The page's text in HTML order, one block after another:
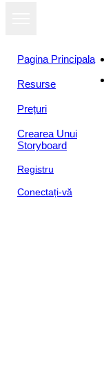
Pagina Principala
Resurse
Prețuri
Crearea Unui
Storyboard
Registru
Conectați-vă